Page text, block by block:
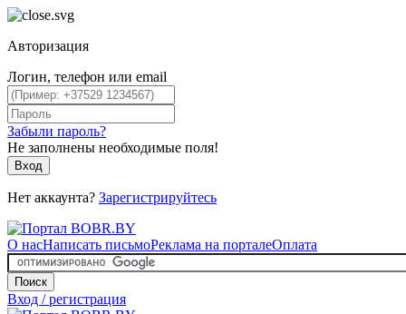
Авторизация
Логин, телефон или email
Забыли пароль?
Не заполнены необходимые поля!
Вход
Нет аккаунта? Зарегистрируйтесь
О насНаписать письмоРеклама на порталеОплата
Поиск
Вход / регистрация